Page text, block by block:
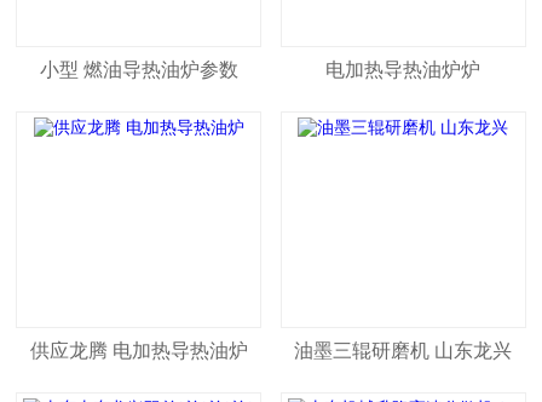
小型 燃油导热油炉参数 电加热导热油炉炉
供应龙腾 电加热导热油炉 油墨三辊研磨机 山东龙兴